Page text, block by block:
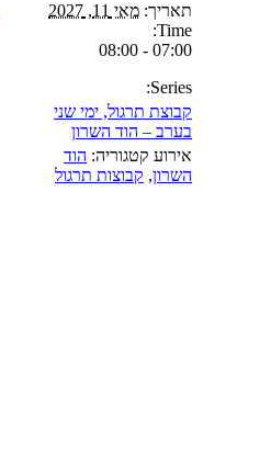
תאריך: מאי 11, 2027
Time:
07:00 - 08:00
Series:
קבוצת תרגול, ימי שני
בערב – הוד השרון
אירוע קטגוריה: הוד
השרון, קבוצות תרגול